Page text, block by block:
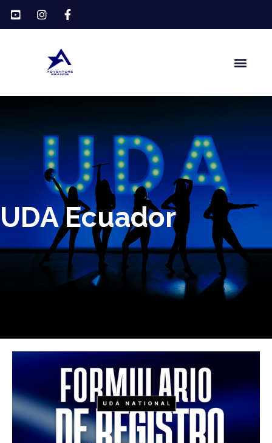
contenido
UDA Ecuador